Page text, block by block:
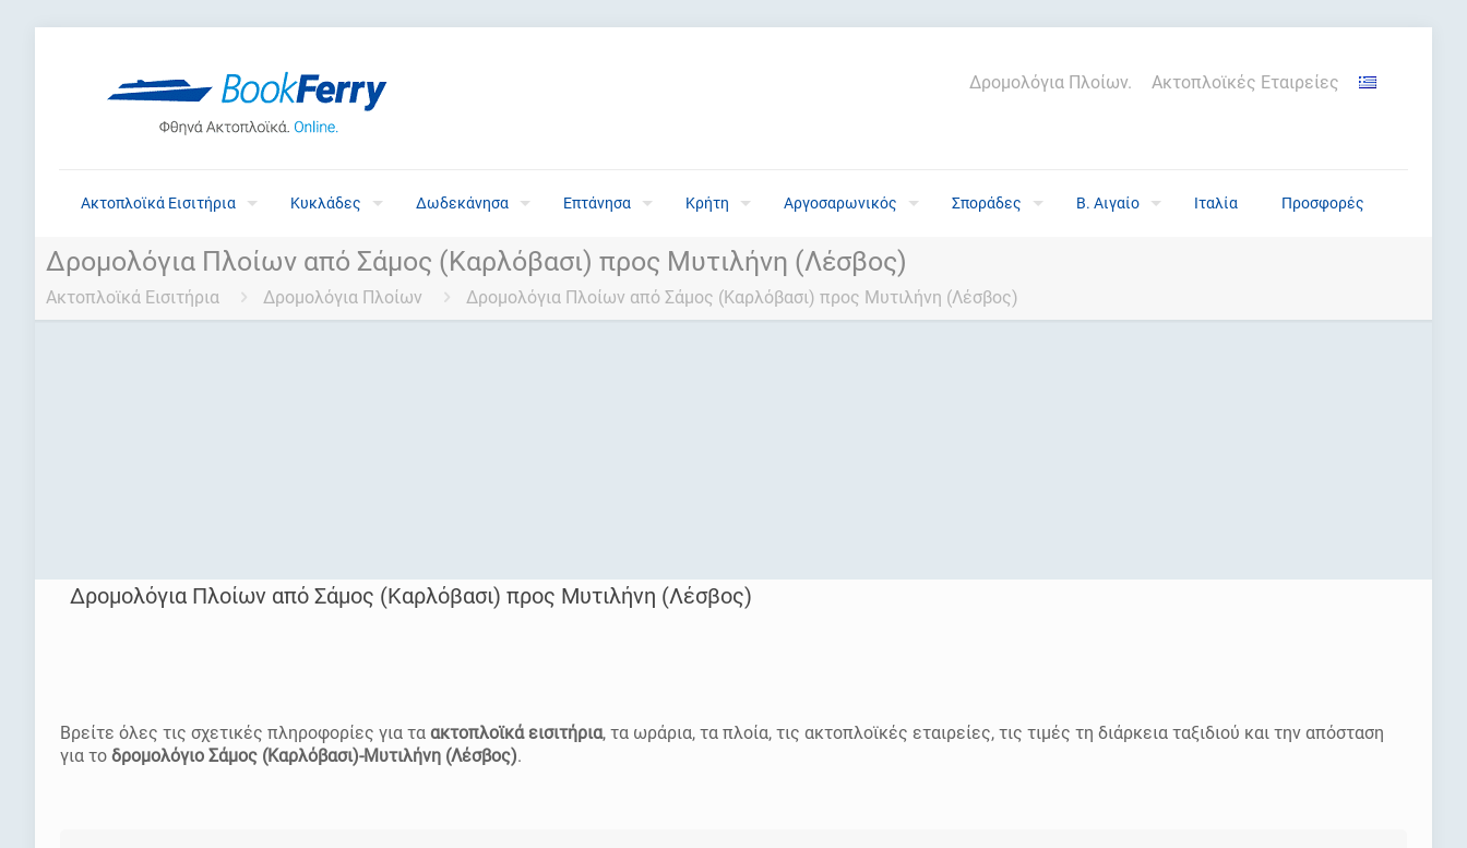
Ακτοπλοϊκά Εισιτήρια Κυκλάδες Δωδεκάνησα Επτάνησα Κρήτη Αργοσαρωνικός Σποράδες Β. Αιγαίο Ιταλία Προσφορές
Δρομολόγια Πλοίων. Ακτοπλοϊκές Εταιρείες
Δρομολόγια Πλοίων από Σάμος (Καρλόβασι) προς Μυτιλήνη (Λέσβος)
Ακτοπλοϊκά Εισιτήρια Δρομολόγια Πλοίων Δρομολόγια Πλοίων από Σάμος (Καρλόβασι) προς Μυτιλήνη (Λέσβος)
Δρομολόγια Πλοίων από Σάμος (Καρλόβασι) προς Μυτιλήνη (Λέσβος)
Βρείτε όλες τις σχετικές πληροφορίες για τα ακτοπλοϊκά εισιτήρια, τα ωράρια, τα πλοία, τις ακτοπλοϊκές εταιρείες, τις τιμές τη διάρκεια ταξιδιού και την απόσταση
για τοδρομολόγιο Σάμος (Καρλόβασι)-Μυτιλήνη (Λέσβος).